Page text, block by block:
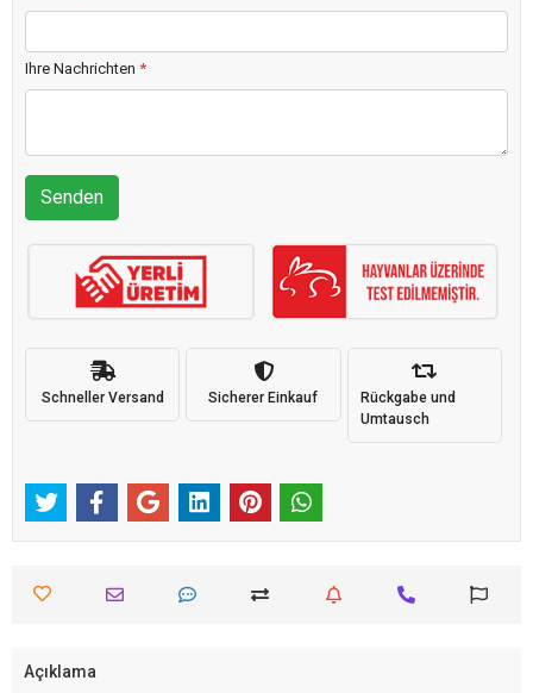
Ihre Nachrichten *
Senden
Schneller Versand Sicherer Einkauf
Rückgabe und
Umtausch
Açıklama